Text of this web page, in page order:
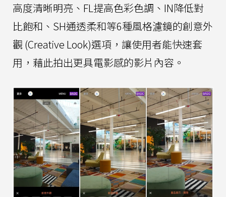
高度清晰明亮、FL提高色彩色調、IN降低對
比飽和、SH通透柔和等6種風格濾鏡的創意外
觀 (Creative Look)選項，讓使用者能快速套
用，藉此拍出更具電影感的影片內容。